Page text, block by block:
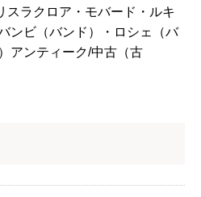
スラクロア・モバード・ルキ
ンビ（バンド）・ロシェ（バ
アンティーク/中古（古